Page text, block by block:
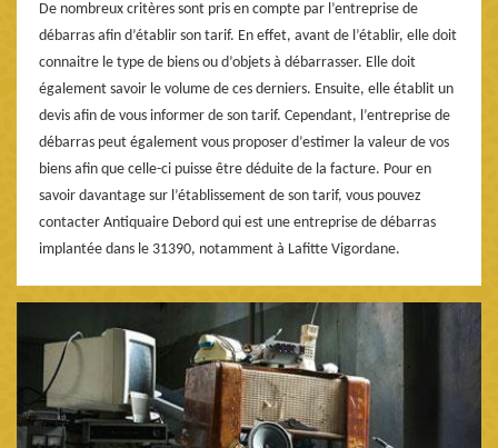
De nombreux critères sont pris en compte par l’entreprise de
débarras afin d’établir son tarif. En effet, avant de l’établir, elle doit
connaitre le type de biens ou d’objets à débarrasser. Elle doit
également savoir le volume de ces derniers. Ensuite, elle établit un
devis afin de vous informer de son tarif. Cependant, l’entreprise de
débarras peut également vous proposer d’estimer la valeur de vos
biens afin que celle-ci puisse être déduite de la facture. Pour en
savoir davantage sur l’établissement de son tarif, vous pouvez
contacter Antiquaire Debord qui est une entreprise de débarras
implantée dans le 31390, notamment à Lafitte Vigordane.